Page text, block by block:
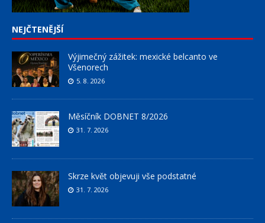
NEJČTENĚJŠÍ
Výjimečný zážitek: mexické belcanto ve
Všenorech
5. 8. 2026
Měsíčník DOBNET 8/2026
31. 7. 2026
Skrze květ objevuji vše podstatné
31. 7. 2026